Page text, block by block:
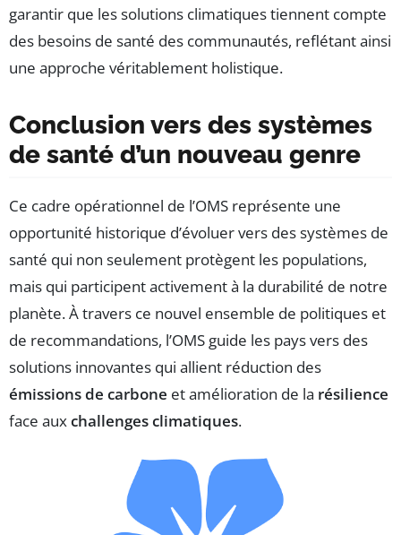
garantir que les solutions climatiques tiennent compte
des besoins de santé des communautés, reflétant ainsi
une approche véritablement holistique.
Conclusion vers des systèmes
de santé d’un nouveau genre
Ce cadre opérationnel de l’OMS représente une
opportunité historique d’évoluer vers des systèmes de
santé qui non seulement protègent les populations,
mais qui participent activement à la durabilité de notre
planète. À travers ce nouvel ensemble de politiques et
de recommandations, l’OMS guide les pays vers des
solutions innovantes qui allient réduction des
émissions de carbone et amélioration de la résilience
face auxchallenges climatiques.